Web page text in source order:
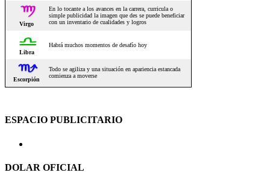
ESPACIO PUBLICITARIO
DOLAR OFICIAL